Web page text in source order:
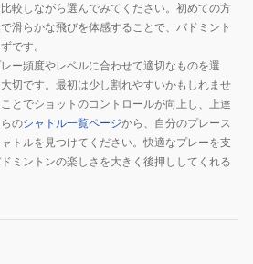
比較しながら選んでみてください。初めての方
滑らかな飛びを体感することで、バドミント
です。
ー頻度やレベルに合わせて適切なものを選
切です。最初は少し割れやすいかもしれませ
とでショットのコントロールが向上し、上達
のシャトル一覧ページから、自分のプレース
トルを見つけてください。快適なプレーを支
ミントンの楽しさを大きく後押ししてくれる